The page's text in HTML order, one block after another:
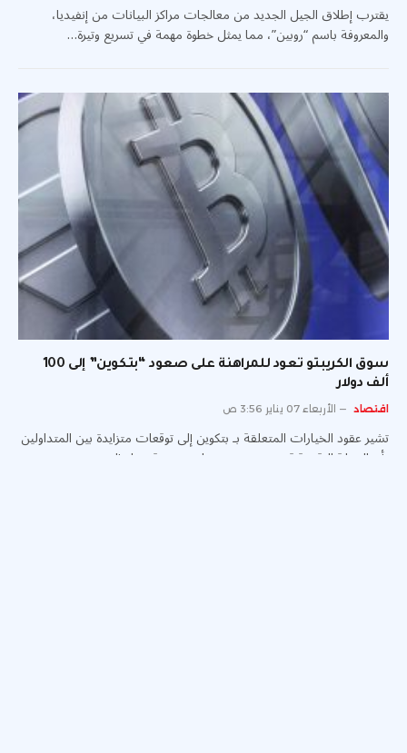
يقترب إطلاق الجيل الجديد من معالجات مراكز البيانات من إنفيديا،
والمعروفة باسم “روبين”، مما يمثل خطوة مهمة في تسريع وتيرة…
سوق الكريبتو تعود للمراهنة على صعود “بتكوين” إلى 100
ألف دولار
اقتصاد الأربعاء 07 يناير 3:56 ص
تشير عقود الخيارات المتعلقة بـ بتكوين إلى توقعات متزايدة بين المتداولين
بأن العملة الرقمية قد تستعيد مستويات سعرية تصل إلى…